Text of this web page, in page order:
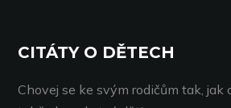
CITÁTY O DĚTECH
Chovej se ke svým rodičům tak, jak